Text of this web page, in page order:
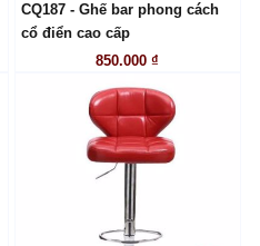
LIÊN HỆ
CQ187 - Ghế bar phong cách
cổ điển cao cấp
850.000 ₫